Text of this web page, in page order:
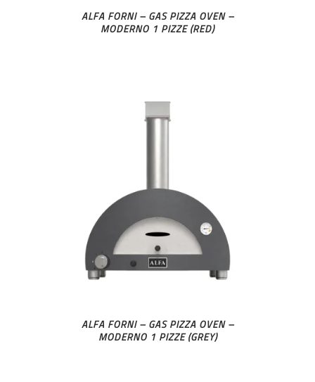
ALFA FORNI – GAS PIZZA OVEN –
MODERNO 1 PIZZE (RED)
ALFA FORNI – GAS PIZZA OVEN –
MODERNO 1 PIZZE (GREY)